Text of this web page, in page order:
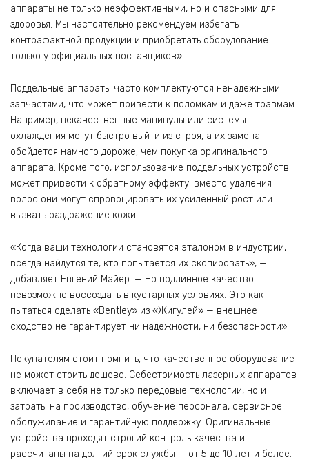
аппараты не только неэффективными, но и опасными для
здоровья. Мы настоятельно рекомендуем избегать
контрафактной продукции и приобретать оборудование
только у официальных поставщиков».
Поддельные аппараты часто комплектуются ненадежными
запчастями, что может привести к поломкам и даже травмам.
Например, некачественные манипулы или системы
охлаждения могут быстро выйти из строя, а их замена
обойдется намного дороже, чем покупка оригинального
аппарата. Кроме того, использование поддельных устройств
может привести к обратному эффекту: вместо удаления
волос они могут спровоцировать их усиленный рост или
вызвать раздражение кожи.
«Когда ваши технологии становятся эталоном в индустрии,
всегда найдутся те, кто попытается их скопировать», —
добавляет Евгений Майер. — Но подлинное качество
невозможно воссоздать в кустарных условиях. Это как
пытаться сделать «Bentley» из «Жигулей» — внешнее
сходство не гарантирует ни надежности, ни безопасности».
Покупателям стоит помнить, что качественное оборудование
не может стоить дешево. Себестоимость лазерных аппаратов
включает в себя не только передовые технологии, но и
затраты на производство, обучение персонала, сервисное
обслуживание и гарантийную поддержку. Оригинальные
устройства проходят строгий контроль качества и
рассчитаны на долгий срок службы — от 5 до 10 лет и более.